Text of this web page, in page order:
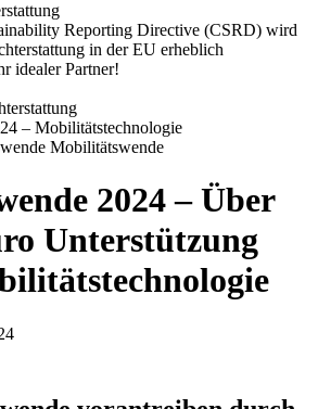
Reporting Directive (CSRD) wird
in der EU erheblich
idealer Partner!
– Mobilitätstechnologie
Mobilitätswende
2024 – Über
Unterstützung